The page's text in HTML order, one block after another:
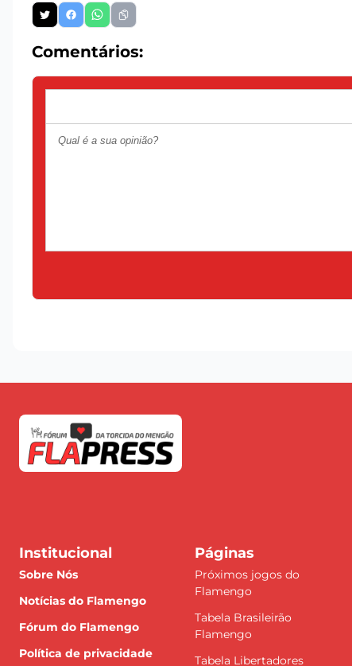
Comentários:
Institucional
Sobre Nós
Notícias do Flamengo
Fórum do Flamengo
Política de privacidade
Páginas
Próximos jogos do
Flamengo
Tabela Brasileirão
Flamengo
Tabela Libertadores